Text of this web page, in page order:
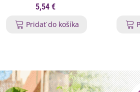
5,54 €
Pridať do košíka